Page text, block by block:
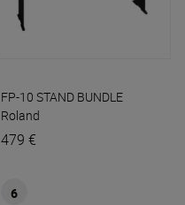
FP-10 STAND BUNDLE
Roland
479 €
6